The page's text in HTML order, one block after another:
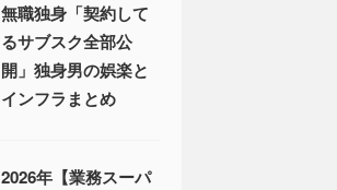
無職独身「契約して
るサブスク全部公
開」独身男の娯楽と
インフラまとめ
2026年【業務スーパ